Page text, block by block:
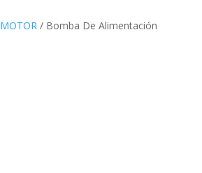
MOTOR/ Bomba De Alimentación